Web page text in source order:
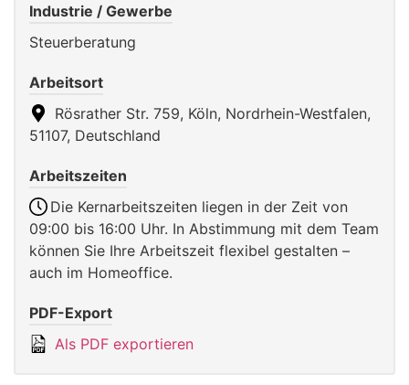
Industrie / Gewerbe
Steuerberatung
Arbeitsort
Rösrather Str. 759, Köln, Nordrhein-Westfalen,
51107, Deutschland
Arbeitszeiten
Die Kernarbeitszeiten liegen in der Zeit von
09:00 bis 16:00 Uhr. In Abstimmung mit dem Team
können Sie Ihre Arbeitszeit flexibel gestalten –
auch im Homeoffice.
PDF-Export
Als PDF exportieren